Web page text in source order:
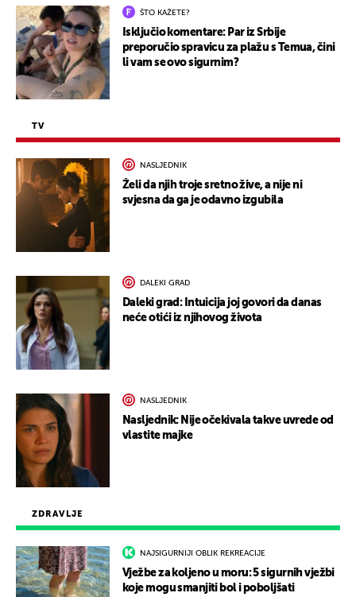
ZDRAVLJE
NAJSIGURNIJI OBLIK REKREACIJE
Vježbe za koljeno u moru: 5 sigurnih vježbi
koje mogu smanjiti bol i poboljšati
ŠTO KAŽETE?
Isključio komentare: Par iz Srbije
preporučio spravicu za plažu s Temua, čini
li vam se ovo sigurnim?
TV
NASLJEDNIK
Želi da njih troje sretno žive, a nije ni
svjesna da ga je odavno izgubila
DALEKI GRAD
Daleki grad: Intuicija joj govori da danas
neće otići iz njihovog života
NASLJEDNIK
Nasljednik: Nije očekivala takve uvrede od
vlastite majke